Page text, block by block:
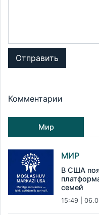
Отправить
Комментарии
Мир
МИР
В США
семей
15:49 |